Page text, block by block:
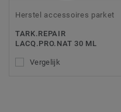
Herstel accessoires parket
TARK.REPAIR
LACQ.PRO.NAT 30 ML
Vergelijk